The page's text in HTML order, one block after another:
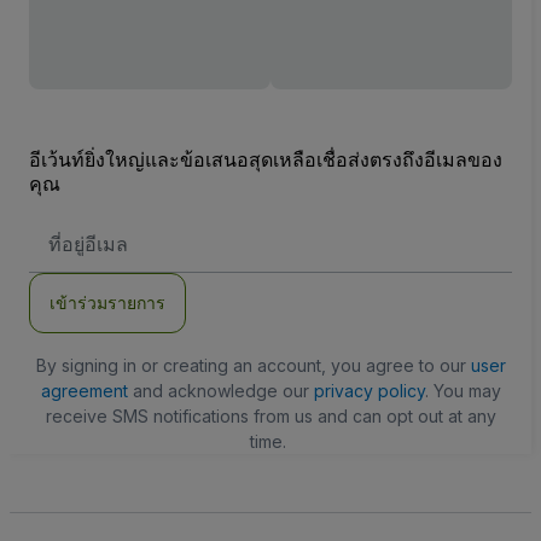
อีเว้นท์ยิ่งใหญ่และข้อเสนอสุดเหลือเชื่อส่งตรงถึงอีเมลของ
คุณ
อยู่
เข้าร่วมรายการ
By signing in or creating an account, you agree to our user
agreementand acknowledge our privacy policy. You may
receive SMS notifications from us and can opt out at any
time.